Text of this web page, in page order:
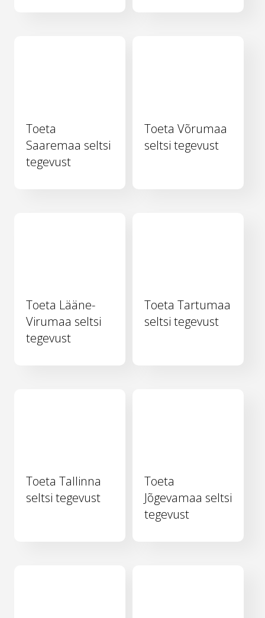
Toeta
Saaremaa seltsi
tegevust
Toeta Võrumaa
seltsi tegevust
Toeta Lääne-
Virumaa seltsi
tegevust
Toeta Tartumaa
seltsi tegevust
Toeta Tallinna
seltsi tegevust
Toeta
Jõgevamaa seltsi
tegevust